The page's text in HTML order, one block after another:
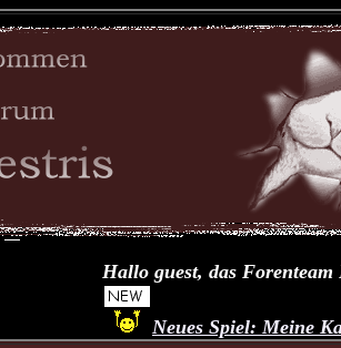
Hallo guest, das Forenteam
Neues Spiel: Meine